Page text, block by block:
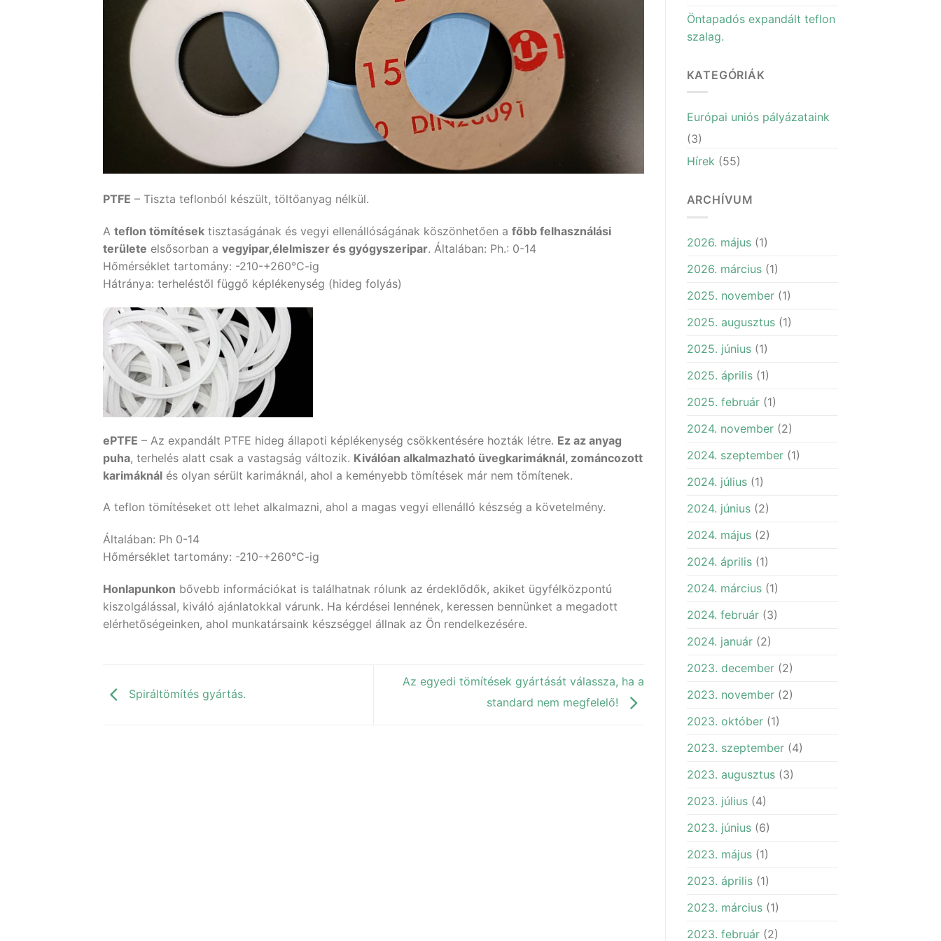
PTFE – Tiszta teflonból készült, töltőanyag nélkül.
A teflon tömítések tisztaságának és vegyi ellenállóságának köszönhetően a főbb felhasználási
területe elsősorban a vegyipar,élelmiszer és gyógyszeripar. Általában: Ph.: 0-14
Hőmérséklet tartomány: -210-+260°C-ig
Hátránya: terheléstől függő képlékenység (hideg folyás)
ePTFE – Az expandált PTFE hideg állapoti képlékenység csökkentésére hozták létre. Ez az anyag
puha, terhelés alatt csak a vastagság változik. Kiválóan alkalmazható üvegkarimáknál, zománcozott
karimáknál és olyan sérült karimáknál, ahol a keményebb tömítések már nem tömítenek.
A teflon tömítéseket ott lehet alkalmazni, ahol a magas vegyi ellenálló készség a követelmény.
Általában: Ph 0-14
Hőmérséklet tartomány: -210-+260°C-ig
Honlapunkon bővebb információkat is találhatnak rólunk az érdeklődők, akiket ügyfélközpontú
kiszolgálással, kiváló ajánlatokkal várunk. Ha kérdései lennének, keressen bennünket a megadott
elérhetőségeinken, ahol munkatársaink készséggel állnak az Ön rendelkezésére.
Spiráltömítés gyártás.
Az egyedi tömítések gyártását válassza, ha a
standard nem megfelelő!
Öntapadós expandált teflon
szalag.
KATEGÓRIÁK
Európai uniós pályázataink
(3)
Hírek(55)
ARCHÍVUM
2026. május(1)
2026. március(1)
2025. november(1)
2025. augusztus(1)
2025. június(1)
2025. április(1)
2025. február(1)
2024. november(2)
2024. szeptember(1)
2024. július(1)
2024. június(2)
2024. május(2)
2024. április(1)
2024. március(1)
2024. február(3)
2024. január(2)
2023. december(2)
2023. november(2)
2023. október(1)
2023. szeptember(4)
2023. augusztus(3)
2023. július(4)
2023. június(6)
2023. május(1)
2023. április(1)
2023. március(1)
2023. február(2)